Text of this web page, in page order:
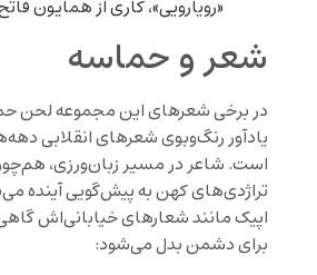
«رویارویی»، کاری از همایون
شعر و حماسه
در برخی شعرهای این مجموعه لحن
یادآور رنگ‌وبوی شعرهای انقلابی
است. شاعر در مسیر زبان‌ورزی،
تراژدی‌های کهن به پیش‌گویی آینده
اپیک مانند شعارهای خیابانی‌اش
برای دشمن بدل می‌شود: